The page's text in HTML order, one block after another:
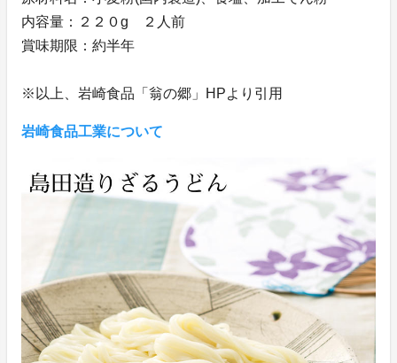
内容量：２２０g ２人前
賞味期限：約半年
※以上、岩崎食品「翁の郷」HPより引用
岩崎食品工業について